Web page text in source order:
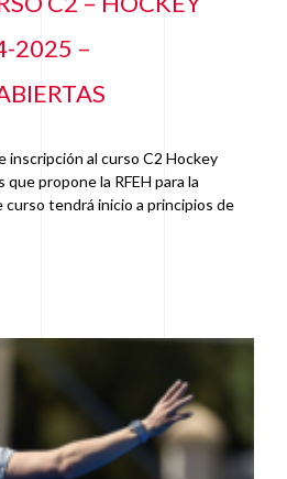
2025 –
inscripción al curso C2 Hockey
propone la RFEH para la
tendrá inicio a principios de